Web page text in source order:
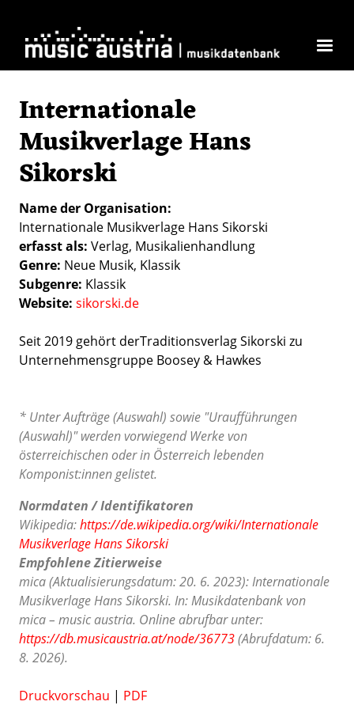
Internationale
Musikverlage Hans
Sikorski
Name der Organisation
Internationale Musikverlage Hans Sikorski
erfasst als Verlag Musikalienhandlung
Genre Neue Musik Klassik
Subgenre Klassik
Website sikorski.de
Seit 2019 gehört derTraditionsverlag Sikorski zu
Unternehmensgruppe Boosey & Hawkes
* Unter Aufträge (Auswahl) sowie "Uraufführungen
(Auswahl)" werden vorwiegend Werke von
österreichischen oder in Österreich lebenden
Komponist:innen gelistet.
Normdaten / Identifikatoren
Wikipedia:https://de.wikipedia.org/wiki/Internationale
Musikverlage Hans Sikorski
Empfohlene Zitierweise
mica (Aktualisierungsdatum: 20. 6. 2023): Internationale
Musikverlage Hans Sikorski. In: Musikdatenbank von
mica – music austria. Online abrufbar unter:
https://db.musicaustria.at/node/36773(Abrufdatum: 6.
8. 2026).
Druckvorschau | PDF